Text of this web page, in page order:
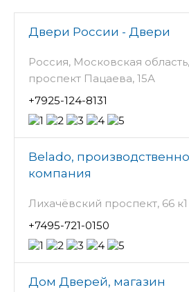
Двери России - Двери
Россия, Московская
проспект Пацаева, 15А
+7925-124-8131
Belado,
компания
Лихачёвский проспект, 66 к1
+7495-721-0150
Дом Дверей, магазин